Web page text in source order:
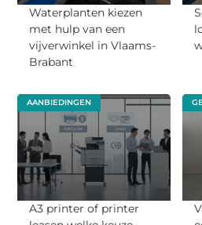
Waterplanten kiezen
met hulp van een
vijverwinkel in Vlaams-
Brabant
AANBIEDINGEN
A3 printer of printer